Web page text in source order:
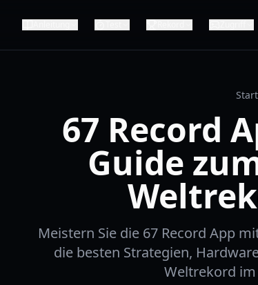
67 Record
Guide
Meistern Sie die 67 Record App
die besten Strategien,
Weltrekord im